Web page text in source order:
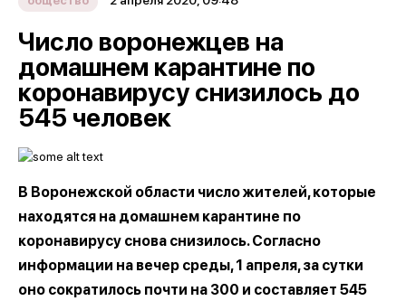
Число воронежцев на
домашнем карантине по
коронавирусу снизилось до
545 человек
В Воронежской области число жителей, которые
находятся на домашнем карантине по
коронавирусу снова снизилось. Согласно
информации на вечер среды, 1 апреля, за сутки
оно сократилось почти на 300 и составляет 545